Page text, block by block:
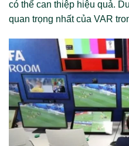
có thể can thiệp hiệu quả.
quan trọng nhất của VAR